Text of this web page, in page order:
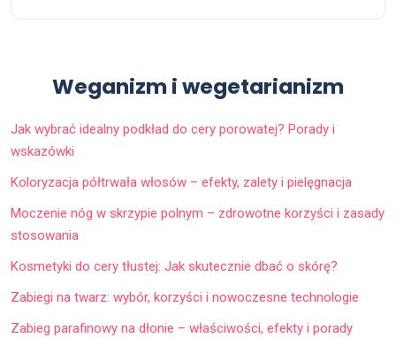
Weganizm i wegetarianizm
Jak wybrać idealny podkład do cery porowatej? Porady i
wskazówki
Koloryzacja półtrwała włosów – efekty, zalety i pielęgnacja
Moczenie nóg w skrzypie polnym – zdrowotne korzyści i zasady
stosowania
Kosmetyki do cery tłustej: Jak skutecznie dbać o skórę?
Zabiegi na twarz: wybór, korzyści i nowoczesne technologie
Zabieg parafinowy na dłonie – właściwości, efekty i porady